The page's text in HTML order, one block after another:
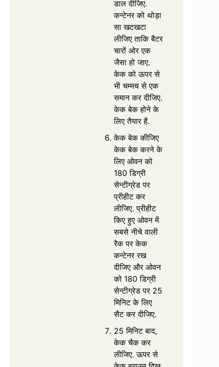
डाल दीजिए.
कन्टेनर को थोड़ा
सा खटखटा
लीजिए ताकि बैटर
चारों ओर एक
जैसा हो जाए.
केक को ऊपर से
भी चम्मच से एक
समान कर दीजिए.
केक बेक होने के
लिए तैयार है.
केक बेक कीजिए
केक बेक करने के
लिए ओवन को
180 डिग्री
सेन्टीग्रेड पर
प्रीहीट कर
लीजिए. प्रीहीट
किए हुए ओवन में
सबसे नीचे वाली
रैक पर केक
कन्टेनर रख
दीजिए और ओवन
को 180 डिग्री
सेन्टीग्रेड पर 25
मिनिट के लिए
सैट कर दीजिए.
25 मिनिट बाद,
केक चैक कर
लीजिए. ऊपर से